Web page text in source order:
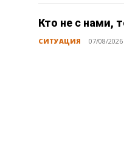
Кто не с нами,
СИТУАЦИЯ 07/08/2026